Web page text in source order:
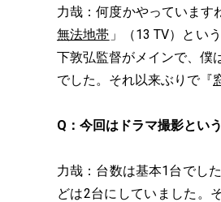
力哉：何度かやっています
無法地帯 」（13 TV）とい
下敦弘監督がメインで、僕
でした。それ以来ぶりで『
Q：今回はドラマ撮影とい
力哉：台数は基本1台でし
どは2台にしていました。